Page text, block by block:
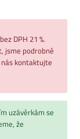
DPH 21 %.
jsme podrobně
kontaktujte
uzávěrkám se
že